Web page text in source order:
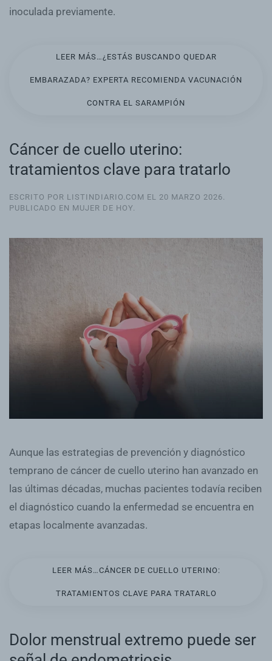
inoculada previamente.
LEER MÁS…¿ESTÁS BUSCANDO QUEDAR
EMBARAZADA? EXPERTA RECOMIENDA VACUNACIÓN
CONTRA EL SARAMPIÓN
Cáncer de cuello uterino:
tratamientos clave para tratarlo
ESCRITO POR LISTINDIARIO.COM EL 20 MARZO 2026
PUBLICADO EN MUJER DE HOY
Aunque las estrategias de prevención y diagnóstico
temprano de cáncer de cuello uterino han avanzado en
las últimas décadas, muchas pacientes todavía reciben
el diagnóstico cuando la enfermedad se encuentra en
etapas localmente avanzadas.
LEER MÁS…CÁNCER DE CUELLO UTERINO:
TRATAMIENTOS CLAVE PARA TRATARLO
Dolor menstrual extremo puede ser